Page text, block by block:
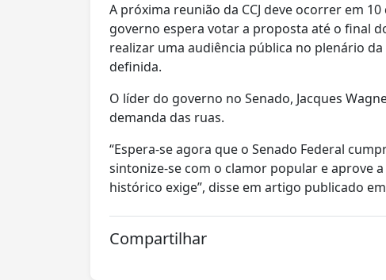
A próxima reunião da CCJ deve ocorrer em
governo espera votar a proposta até o final
realizar uma audiência pública no plenário
definida.
O líder do governo no Senado, Jacques
demanda das ruas.
“Espera-se agora que o Senado Federal
sintonize-se com o clamor popular e aprove
histórico exige”, disse em artigo publicado
Compartilhar